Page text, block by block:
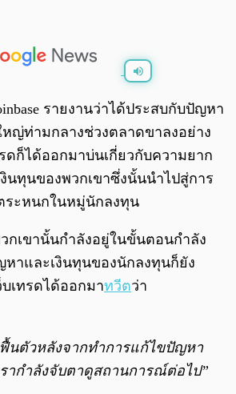
/ 0:00
รายงานว่าได้ประสบกับปัญหา
ญ่ท่ามกลางช่วงตลาดขาลงอย่าง
ดก็ได้ออกมาบ่นเกี่ยวกับความยาก
นทุนของพวกเขาซึ่งนั้นนำไปสู่การ
ระหนกในหมู่นักลงทุน
วกเขานั้นกำลังอยู่ในขั้นตอนกำลัง
าและเงินทุนของนักลงทุนก็ยัง
เทรดได้ออกมาทวีตว่า
ฟื้นตัวหลังจากทำการแก้ไขปัญหา
ากำลังจับตาดูสถานการณ์ต่อไป”